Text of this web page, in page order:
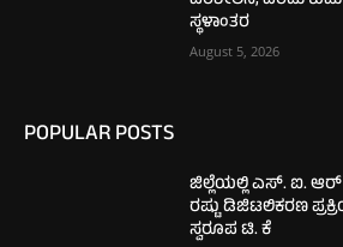
ಸ್ಥಳಾಂತರ
August 5, 2026
POPULAR POSTS
ಜಿಲ್ಲೆಯಲ್ಲಿ ಎಸ್. ಐ. ಆರ್
ರಷ್ಟು ಡಿಜಿಟಲಿಕರಣ
ಸ್ವರೂಪ ಟಿ. ಕೆ